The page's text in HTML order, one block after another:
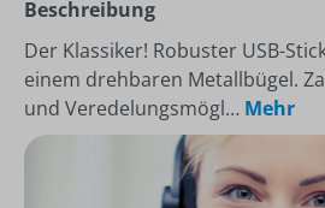
Beschreibung
Der Klassiker! Robuster USB-
einem drehbaren Metallbügel.
und Veredelungsmögl… Mehr